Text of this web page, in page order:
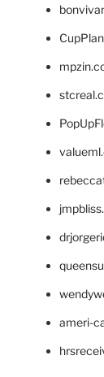
ameri-